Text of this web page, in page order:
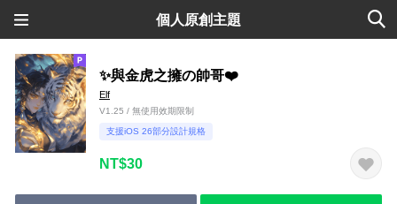
個人原創主題
✨與金虎之擁の帥哥❤️
Elf
V1.25 / 無使用效期限制
支援iOS 26部分設計規格
NT$30